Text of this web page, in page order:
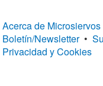
Acerca de Microsiervos
Boletín/Newsletter •
Privacidad y Cookies